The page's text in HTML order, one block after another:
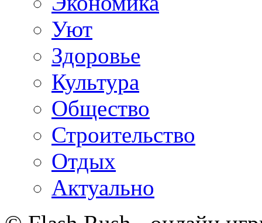
Уют
Здоровье
Культура
Общество
Строительство
Отдых
Актуально